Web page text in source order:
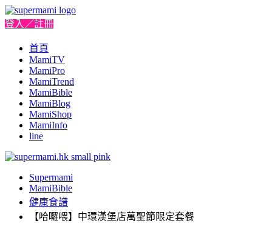
登入／註冊
首頁
MamiTV
MamiPro
MamiTrend
MamiBible
MamiBlog
MamiShop
MamiInfo
line
Supermami
MamiBible
健康食譜
【哈囉喂】中環漢堡店萬聖節限定套餐